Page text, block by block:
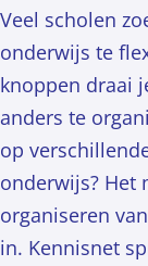
Veel scholen
onderwijs te
knoppen draai
anders te
op
onderwijs? Het
organiseren
in. Kennisnet